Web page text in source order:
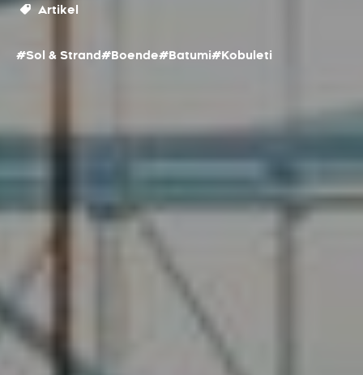
Artikel
#Sol & Strand#Boende#Batumi#Kobuleti